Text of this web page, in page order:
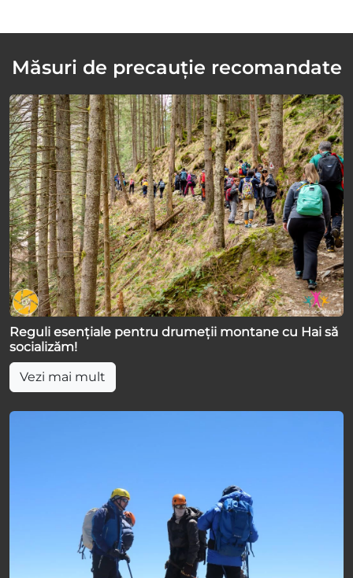
Măsuri de precauție recomandate
Reguli esențiale pentru drumeții montane cu Hai să
socializăm!
Vezi mai mult